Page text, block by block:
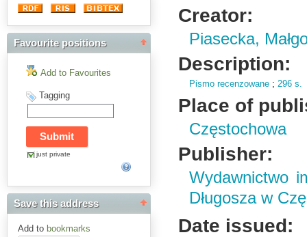
Favourite positions
Add to Favourites
Tagging
just private
Save this address
Add to bookmarks
Creator:
Piasecka,
Description:
Pismo recenzowane ;296 s.
Place of
Częstochowa
Publisher:
Wydawnictwo
Długosza w
Date issued: